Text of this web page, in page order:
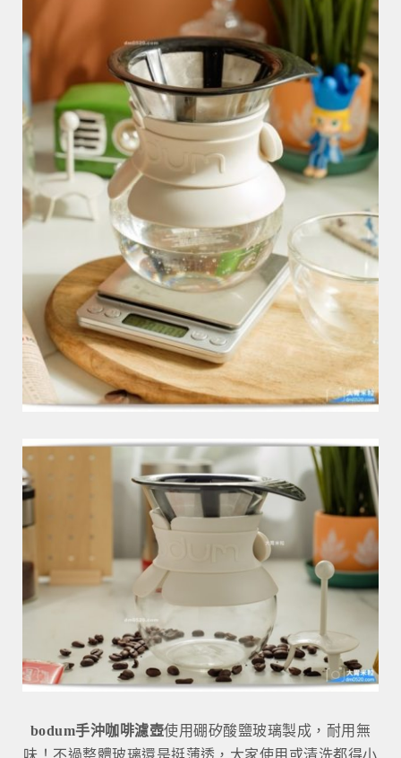
bodum手沖咖啡濾壺使用硼矽酸鹽玻璃製成，耐用無